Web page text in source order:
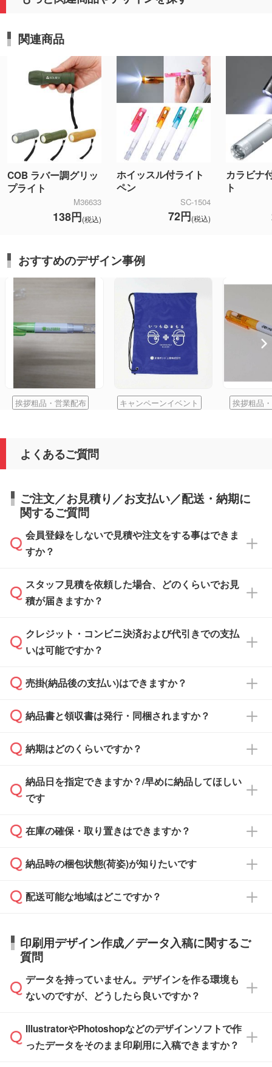
関連商品
COB ラバー調グリッ
プライト
M36633
138円(税込)
ホイッスル付ライト
ペン
SC-1504
72円(税込)
カラビナ
ト
おすすめのデザイン事例
挨拶粗品・営業配布 キャンペーンイベント 挨拶粗品
よくあるご質問
ご注文／お見積り／お支払い／配送・納期に
関するご質問
会員登録をしないで見積や注文をする事はできま
すか？
可能です。見積・注文フォームにて『ゲストの
まま進む』ボタンからお進みのうえ、ご依頼く
スタッフ見積を依頼した場合、どのくらいでお見
積が届きますか？
通常、翌営業日までにお送りしております。混
雑状況によっては、お時間をいただくこともご
依頼いただいた場合は、翌営業日以降のご連絡
クレジット・コンビニ決済および代引きでの支払
いは可能ですか？
銀行振込のみのご対応となります。
売掛(納品後の支払い)はできますか？
基本的には先入金をお願いしておりますが、自
どの場合は、月末締め翌月末払いに対応可能で
また、卒業・卒園記念品で対策委員会や個人様
校や幼稚園・保育園であれば、同様の条件でご
ご希望の際は担当スタッフまでお気軽にご相談
ください。
納品書と領収書は発行・同梱されますか？
納品書・領収書は ご依頼をいただいた場合の
ず、通常はPDFデータをメール添付でお送りし
ます。
たは注文フォームの『ご注文に関する備考欄』
納期はどのくらいですか？
・印刷する場合(500個程度)
ご入金、イメージ画像の校了から約2週間～2
ご入金確認後、1～2営業日で出荷いたしま
タッフまでお問い合わせください。
ル」に注文予定日をご入力いただくと、おおよ
その締切日や出荷目安をご確認いただけます。
品が決まりましたらお早めのご発注をお願いい
たします。
納品日を指定できますか？/早めに納品してほしい
です
ご希望の納期がある場合は、お問い合わせ・お
い。
応が可能かご案内いたします。
す。>>対象商品はこちら
※最短出荷日は商品によって異なります。各商
品ページにてご確認ください
在庫の確保・取り置きはできますか？
ご入金確認後に在庫を確保し、注文確定のご連
はできかねますので予めご了承ください。
納品時の梱包状態(荷姿)が知りたいです
商品によって異なります。各ページにある商品
す。(白箱、化粧箱、ブリスターパックなど)
【袋入り】 商品がひとつずつ袋に入っていま
す。(透明袋、デザイン袋など)
【個包装なし】 個包装がされていない状態で
※化粧箱から白箱への入れ替えや、オリジナル
箱の作成は原則承っておりません。
配送可能な地域はどこですか？
日本全国へお届けが可能です。なお、海外への
直接納品は行っておりませんので予めご了承く
ださい。
印刷用デザイン作成／データ入稿に関するご
質問
データを持っていません。デザインを作る環境も
ないのですが、どうしたら良いですか？
無料の「デザインシミュレーター」を使えば、
PCやスマホから簡単にデザインを作成できま
IllustratorやPhotoshopなどのデザインソフトで作
ったデータをそのまま印刷用に入稿できますか？